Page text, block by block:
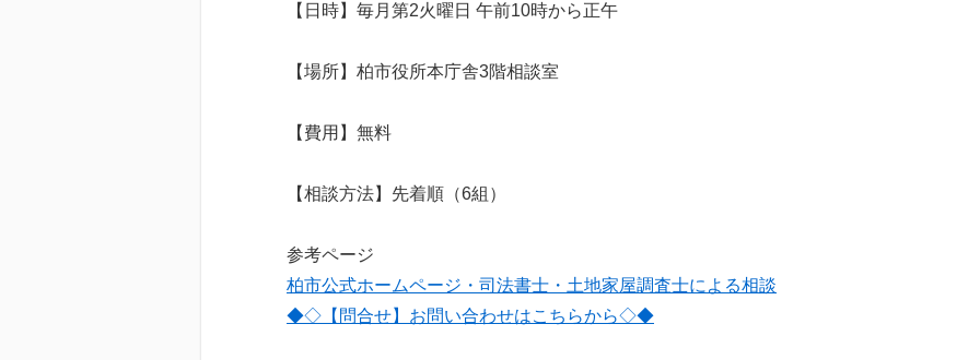
【日時】毎月第2火曜日 午前10時から正午
【場所】柏市役所本庁舎3階相談室
【費用】無料
【相談方法】先着順（6組）
参考ページ
柏市公式ホームページ・司法書士・土地家屋調査士による相談
◆◇【問合せ】お問い合わせはこちらから◇◆